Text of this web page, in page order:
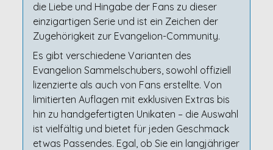
die Liebe und Hingabe der Fans zu dieser
einzigartigen Serie und ist ein Zeichen der
Zugehörigkeit zur Evangelion-Community.
Es gibt verschiedene Varianten des
Evangelion Sammelschubers, sowohl offiziell
lizenzierte als auch von Fans erstellte. Von
limitierten Auflagen mit exklusiven Extras bis
hin zu handgefertigten Unikaten – die Auswahl
ist vielfältig und bietet für jeden Geschmack
etwas Passendes. Egal, ob Sie ein langjähriger